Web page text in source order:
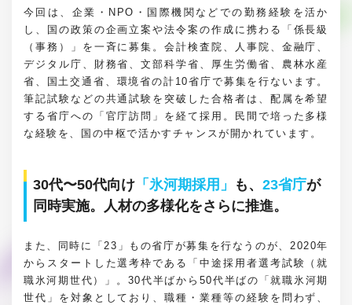
今回は、企業・NPO・国際機関などでの勤務経験を活か
し、国の政策の企画立案や法令案の作成に携わる「係長級
（事務）」を一斉に募集。会計検査院、人事院、金融庁、
デジタル庁、財務省、文部科学省、厚生労働省、農林水産
省、国土交通省、環境省の計10省庁で募集を行ないます。
筆記試験などの共通試験を突破した合格者は、配属を希望
する省庁への「官庁訪問」を経て採用。民間で培った多様
な経験を、国の中枢で活かすチャンスが開かれています。
30代〜50代向け 「氷河期採用」 も、 23省庁が
同時実施。人材の多様化をさらに推進。
また、同時に「23」もの省庁が募集を行なうのが、2020年
からスタートした選考枠である「中途採用者選考試験（就
職氷河期世代）」。30代半ばから50代半ばの「就職氷河期
世代」を対象としており、職種・業種等の経験を問わず、